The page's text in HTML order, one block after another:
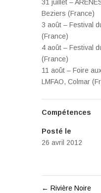
31 juillet –
Beziers (France)
3 août – Festival
(France)
4 août – Festival
(France)
11 août – Foire
LMFAO, Colmar
Compétences
Posté le
26 avril 2012
← Rivière Noire